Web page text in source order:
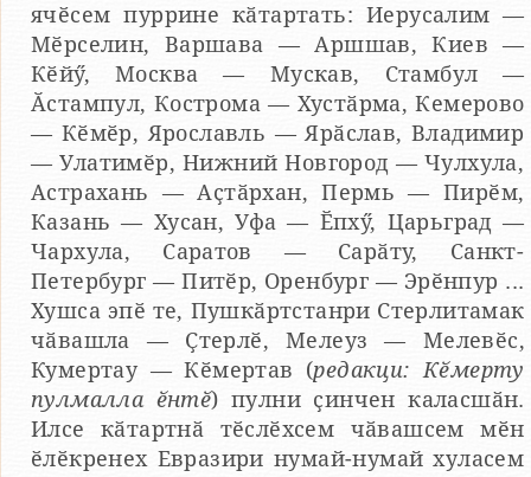
ячӗсем пуррине кӑтартать: Иерусалим —
Мӗрселин, Варшава — Аршшав, Киев —
Кӗйӳ, Москва — Мускав, Стамбул —
Ӑстампул, Кострома — Хустӑрма, Кемерово
— Кӗмӗр, Ярославль — Ярӑслав, Владимир
— Улатимӗр, Нижний Новгород — Чулхула,
Астрахань — Аҫтӑрхан, Пермь — Пирӗм,
Казань — Хусан, Уфа — Ӗпхӳ, Царьград —
Чархула, Саратов — Сарӑту, Санкт-
Петербург — Питӗр, Оренбург — Эрӗнпур ...
Хушса эпӗ те, Пушкӑртстанри Стерлитамак
чӑвашла — Ҫтерлӗ, Мелеуз — Мелевӗс,
Кумертау — Кӗмертав (редакци: Кӗмерту
пулмалла ӗнтӗ) пулни ҫинчен каласшӑн.
Илсе кӑтартнӑ тӗслӗхсем чӑвашсем мӗн
ӗлӗкренех Евразири нумай-нумай хуласем